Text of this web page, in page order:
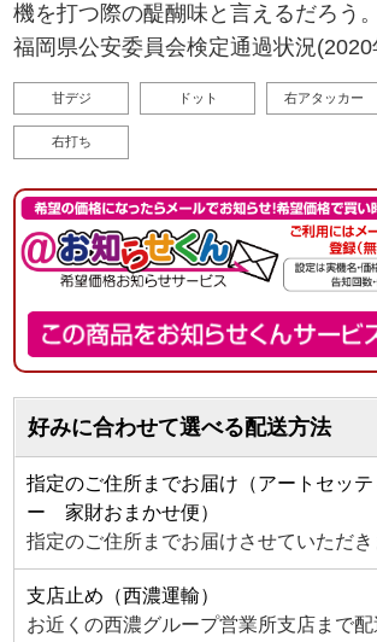
機を打つ際の醍醐味と言えるだろう。
福岡県公安委員会検定通過状況
甘デジ ドット 右アタッカー
右打ち
好みに合わせて選べる配送方法
指定のご住所までお届け（アートセッテ
ー 家財おまかせ便）
指定のご住所までお届けさせていただき
支店止め（西濃運輸）
お近くの西濃グループ営業所支店まで